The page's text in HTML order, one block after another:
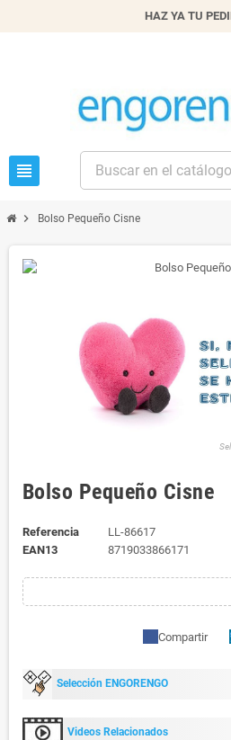
HAZ YA TU
view_headline
chevron_right Bolso Pequeño Cisne
Bolso Pequeño Cisne
Referencia
LL-86617
EAN13
8719033866171
Compartir
Selección ENGORENGO
Videos Relacionados